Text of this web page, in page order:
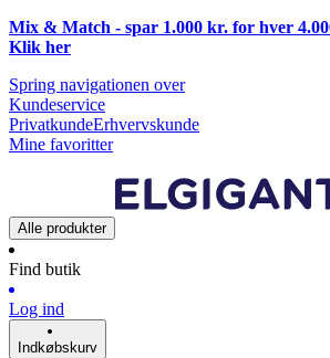
Mix & Match - spar 1.000 kr. for hver
Klik her
Spring navigationen over
Kundeservice
PrivatkundeErhvervskunde
Mine favoritter
Alle produkter
Find butik
Log ind
Indkøbskurv